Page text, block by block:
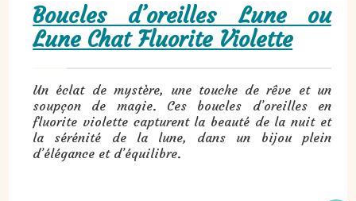
Boucles d’oreilles Lune ou
Lune Chat Fluorite Violette
Un éclat de mystère, une touche de rêve et un
soupçon de magie. Ces boucles d’oreilles en
fluorite violette capturent la beauté de la nuit et
la sérénité de la lune, dans un bijou plein
d’élégance et d’équilibre.